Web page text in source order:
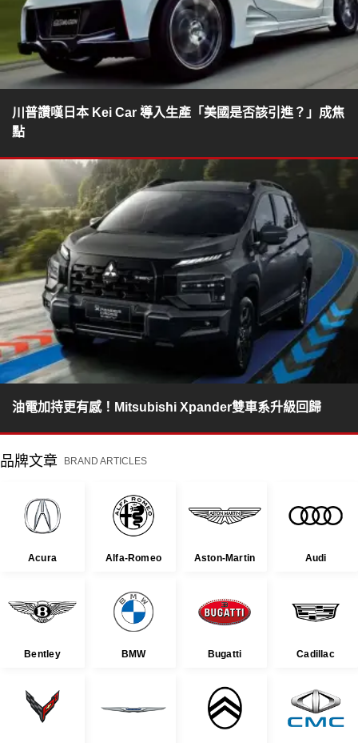
川普讚嘆日本 Kei Car 導入生產「美國是否該引進？」成焦
點
油電加持更有感！Mitsubishi Xpander雙車系升級回歸
品牌文章 BRAND ARTICLES
Acura Alfa-Romeo Aston-Martin Audi
Bentley BMW Bugatti Cadillac